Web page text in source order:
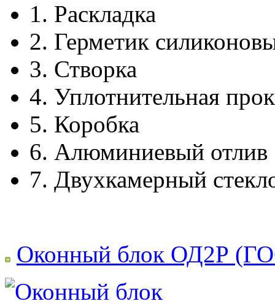
1. Раскладка
2. Герметик
3. Створка
4. Уплотнительная
5. Коробка
6. Алюминиевый отлив
7. Двухкамерный
Оконный блок ОД2Р